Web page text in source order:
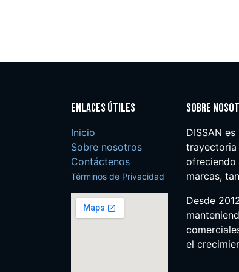
Enlaces útiles
Inicio
Sobre nosotros
Contáctenos
Términos de Privacidad
Sobre
DISSAN
trayectoria
ofreciendo
marcas,
Desde
el